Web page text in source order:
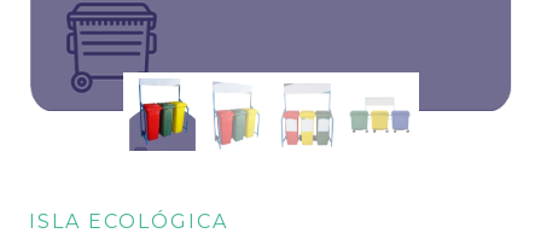
ISLA ECOLÓGICA